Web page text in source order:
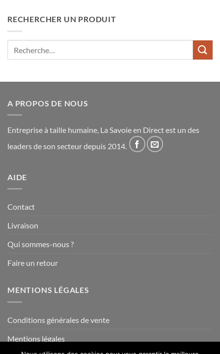
RECHERCHER UN PRODUIT
A PROPOS DE NOUS
Entreprise à taille humaine, La Savoie en Direct est un des
leaders de son secteur depuis 2014.
AIDE
Contact
Livraison
Qui sommes-nous ?
Faire un retour
MENTIONS LÉGALES
Conditions générales de vente
Mentions légales